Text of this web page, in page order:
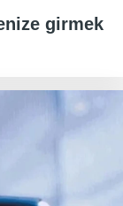
girmek